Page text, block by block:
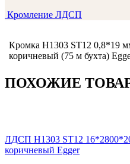
Кромление ЛДСП
Кромка H1303 ST12 0,8*19
коричневый (75 м бухта)
ПОХОЖИЕ
ЛДСП H1303 ST12
коричневый Egger